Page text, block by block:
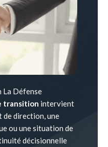
La Défense
transition intervient
de direction, une
ou une situation de
décisionnelle